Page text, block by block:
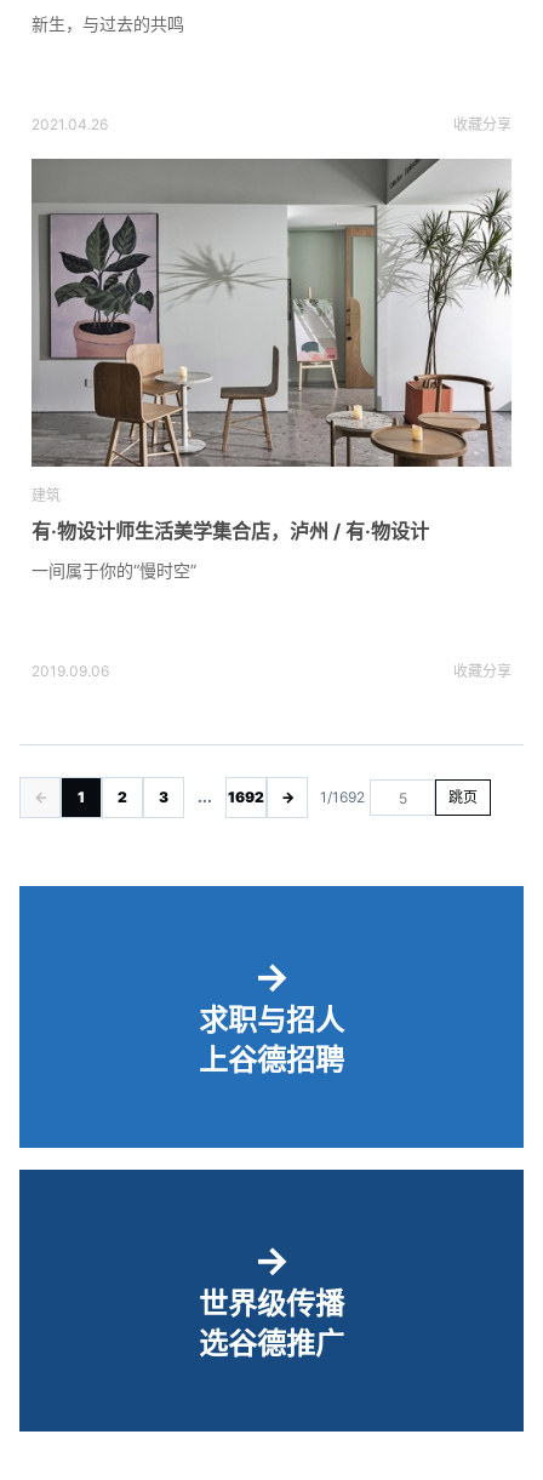
新生，与过去的共鸣
2021.04.26 收藏分享
建筑
有·物设计师生活美学集合店，泸州 / 有·物设计
一间属于你的“慢时空”
2019.09.06 收藏分享
← 1 2 3 ... 1692 → 1/1692 跳页
→
求职与招人
上谷德招聘
→
世界级传播
选谷德推广